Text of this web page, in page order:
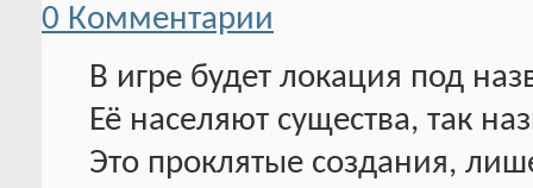
0 Комментарии
В игре будет локация под
Её населяют существа, так
Это проклятые создания,